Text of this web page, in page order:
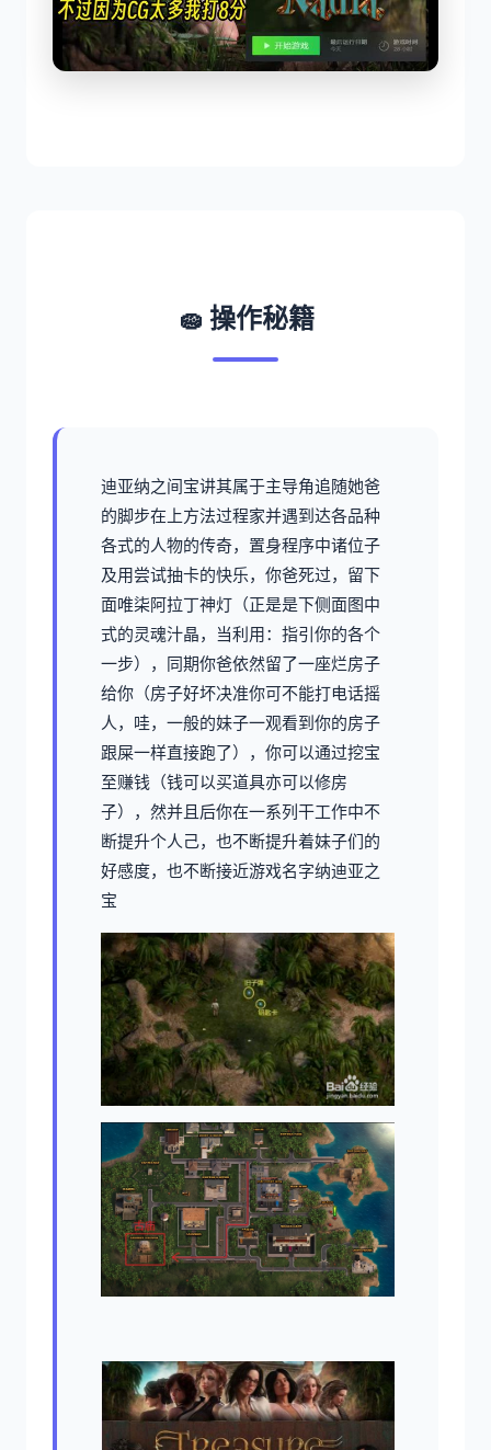
🧽 操作秘籍
迪亚纳之间宝讲其属于主导角追随她爸
的脚步在上方法过程家并遇到达各品种
各式的人物的传奇，置身程序中诸位子
及用尝试抽卡的快乐，你爸死过，留下
面唯柒阿拉丁神灯（正是是下侧面图中
式的灵魂汁晶，当利用：指引你的各个
一步），同期你爸依然留了一座烂房子
给你（房子好坏决准你可不能打电话摇
人，哇，一般的妹子一观看到你的房子
跟屎一样直接跑了），你可以通过挖宝
至赚钱（钱可以买道具亦可以修房
子），然并且后你在一系列干工作中不
断提升个人己，也不断提升着妹子们的
好感度，也不断接近游戏名字纳迪亚之
宝